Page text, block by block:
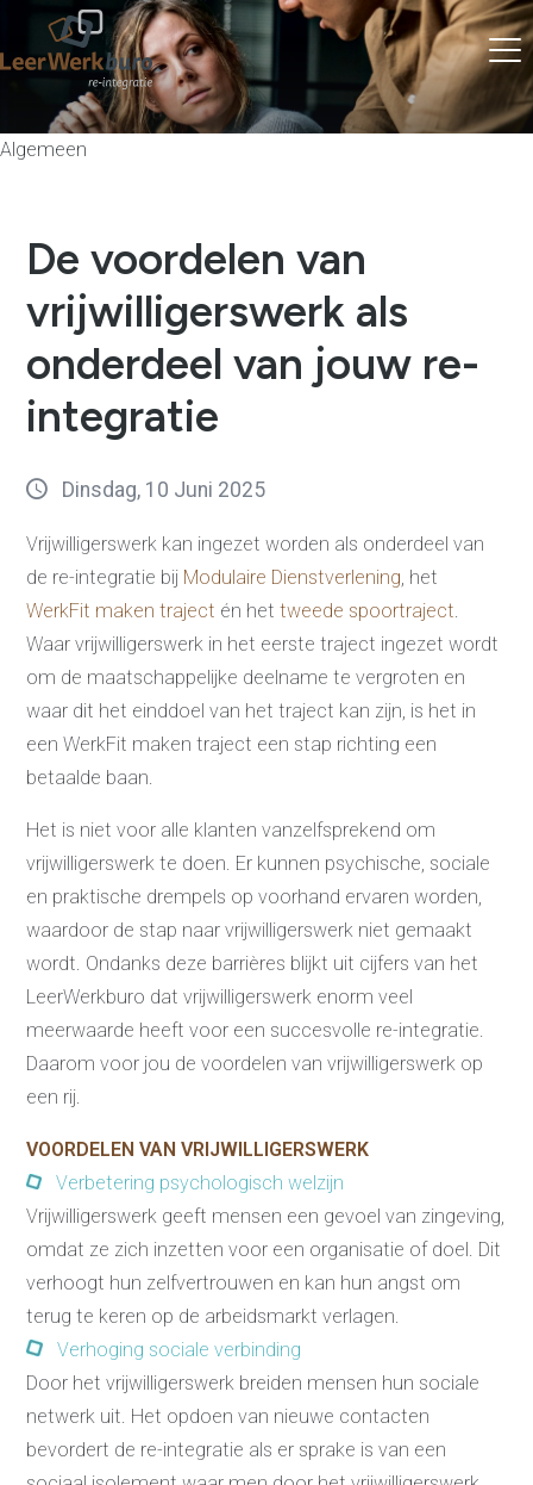
Algemeen
De voordelen van
vrijwilligerswerk als
onderdeel van jouw re-
integratie
Dinsdag, 10 Juni 2025
Vrijwilligerswerk kan ingezet worden als onderdeel van
de re-integratie bij Modulaire Dienstverlening , het
WerkFit maken traject én hettweede spoortraject
Waar vrijwilligerswerk in het eerste traject ingezet wordt
om de maatschappelijke deelname te vergroten en
waar dit het einddoel van het traject kan zijn, is het in
een WerkFit maken traject een stap richting een
betaalde baan.
Het is niet voor alle klanten vanzelfsprekend om
vrijwilligerswerk te doen. Er kunnen psychische, sociale
en praktische drempels op voorhand ervaren worden,
waardoor de stap naar vrijwilligerswerk niet gemaakt
wordt. Ondanks deze barrières blijkt uit cijfers van het
LeerWerkburo dat vrijwilligerswerk enorm veel
meerwaarde heeft voor een succesvolle re-integratie.
Daarom voor jou de voordelen van vrijwilligerswerk op
een rij.
VOORDELEN VAN VRIJWILLIGERSWERK
Verbetering psychologisch welzijn
Vrijwilligerswerk geeft mensen een gevoel van zingeving,
omdat ze zich inzetten voor een organisatie of doel. Dit
verhoogt hun zelfvertrouwen en kan hun angst om
terug te keren op de arbeidsmarkt verlagen.
Verhoging sociale verbinding
Door het vrijwilligerswerk breiden mensen hun sociale
netwerk uit. Het opdoen van nieuwe contacten
bevordert de re-integratie als er sprake is van een